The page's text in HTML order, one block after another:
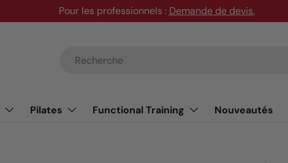
Pour les professionnels : Demande de devis.
Pilates Functional Training Nouveautés